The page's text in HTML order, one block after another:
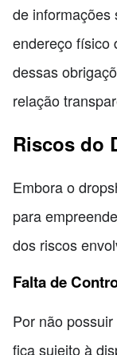
de informações
endereço físico
dessas
relação
Riscos do
Embora o
para
dos riscos
Falta de
Por não
fica sujeito à